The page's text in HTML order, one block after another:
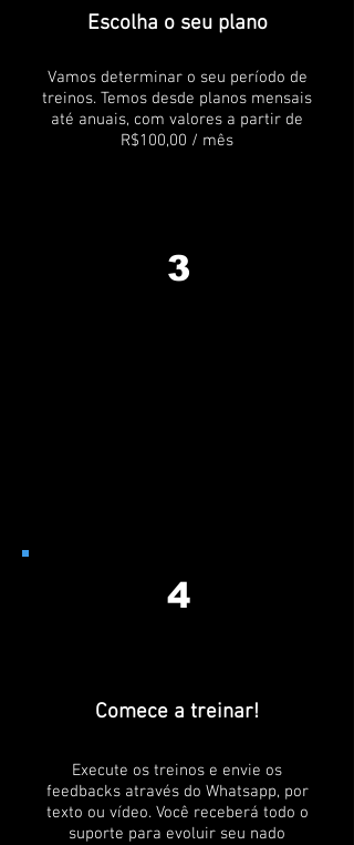
Escolha o seu plano
Vamos determinar o seu período de
treinos. Temos desde planos mensais
até anuais, com valores a partir de
R$100,00 / mês
3
4
Comece a treinar!
Execute os treinos e envie os
feedbacks através do Whatsapp, por
texto ou vídeo. Você receberá todo o
suporte para evoluir seu nado